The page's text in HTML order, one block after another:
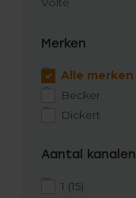
Merken
Alle merken
Becker
Dickert
Aantal kanalen
1 (15)